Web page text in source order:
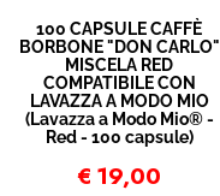
100 CAPSULE CAFFÈ
BORBONE "DON CARLO"
MISCELA RED
COMPATIBILE CON
LAVAZZA A MODO MIO
(Lavazza a Modo Mio® -
Red - 100 capsule)
€ 19,00